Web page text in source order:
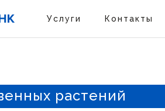
Услуги Контакты
растений